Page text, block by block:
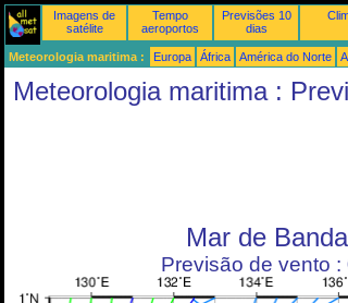
Imagens de
satélite
Tempo
aeroportos
Previsões 10
dias
Meteorologia maritima : Europa África América do Norte
Meteorologia maritima :
Mar de
Previsão de vento